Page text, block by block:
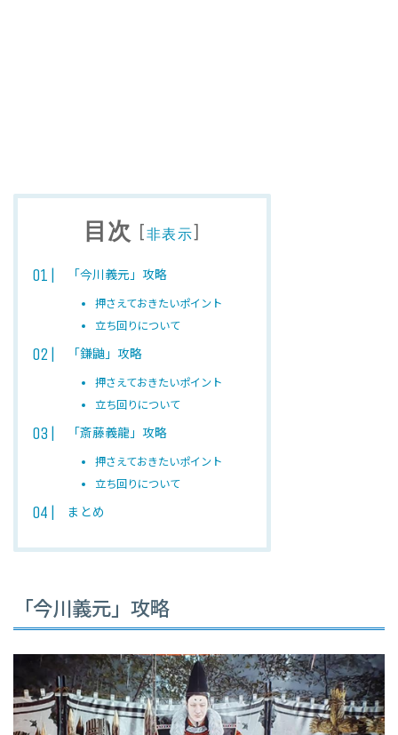
目次 [非表示]
「今川義元」攻略
押さえておきたいポイント
立ち回りについて
「鎌鼬」攻略
押さえておきたいポイント
立ち回りについて
「斎藤義龍」攻略
押さえておきたいポイント
立ち回りについて
まとめ
「今川義元」攻略